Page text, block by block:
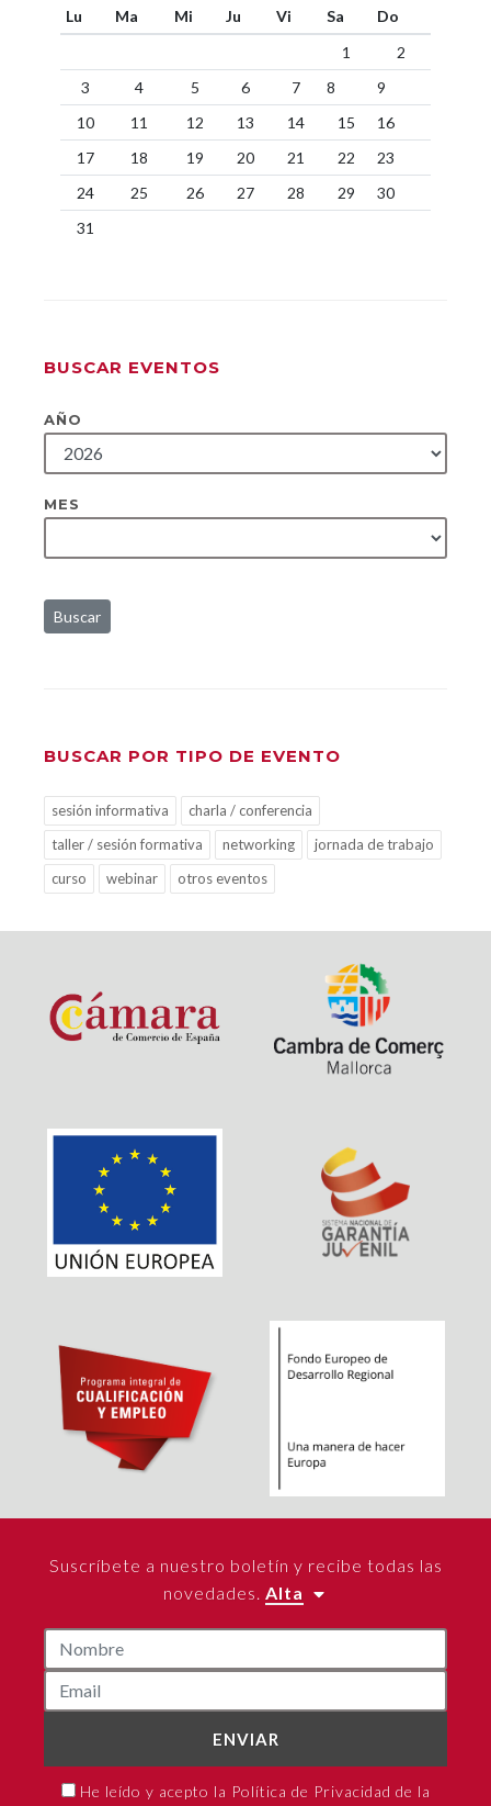
Lu Ma Mi Ju Vi Sa
Do
1
2
3
4 5 6 7 8
9
10
11 12 13 14 15
16
17
18 19 20 21 22
23
24
25 26 27 28 29
30
31
BUSCAR EVENTOS
AÑO
MES
Buscar
BUSCAR POR TIPO DE EVENTO
sesión informativa
charla / conferencia
taller / sesión formativa
networking
jornada de trabajo
curso
webinar otros eventos
Suscríbete a nuestro boletín y recibe todas las
novedades. Alta
ENVIAR
He leído y acepto la Política de Privacidad de la